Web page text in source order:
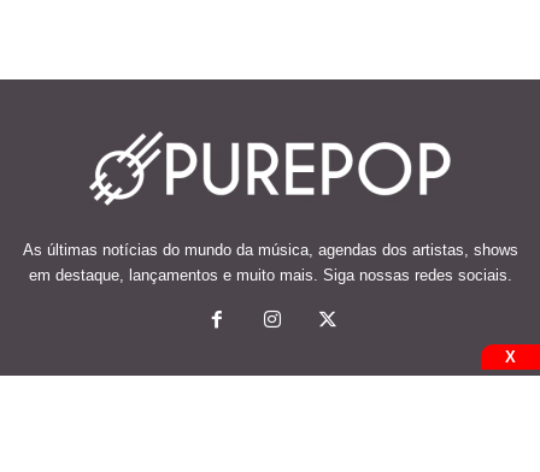
As últimas notícias do mundo da música, agendas dos artistas, shows
em destaque, lançamentos e muito mais. Siga nossas redes sociais.
X